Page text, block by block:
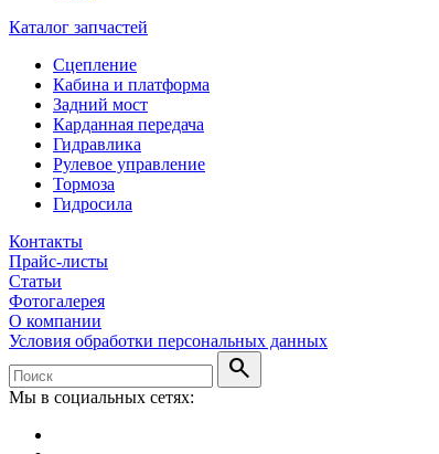
Каталог запчастей
Сцепление
Кабина и платформа
Задний мост
Карданная передача
Гидравлика
Рулевое управление
Тормоза
Гидросила
Контакты
Прайс-листы
Статьи
Фотогалерея
О компании
Условия обработки персональных данных
search
Мы в социальных сетях: